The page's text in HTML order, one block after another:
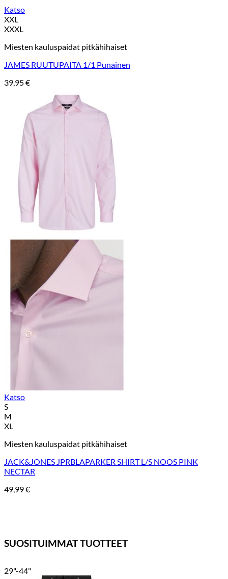
Katso
XXL
XXXL
Miesten kauluspaidat pitkähihaiset
JAMES RUUTUPAITA 1/1 Punainen
39,95€
Katso
S
M
XL
Miesten kauluspaidat pitkähihaiset
JACK&JONES JPRBLAPARKER SHIRT L/S NOOS PINK
NECTAR
49,99€
SUOSITUIMMAT TUOTTEET
29"-44"